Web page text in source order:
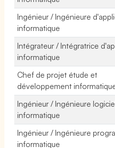
Ingénieur / Ingénieure
informatique
Intégrateur / Intégratrice
informatique
Chef de projet étude et
développement
Ingénieur / Ingénieure
informatique
Ingénieur / Ingénieure
informatique